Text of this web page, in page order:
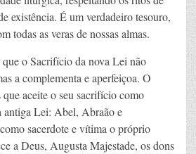
existência. É um verdadeiro tesouro,
todas as veras de nossas almas.
o Sacrifício da nova Lei não
a complementa e aperfeiçoa. O
que aceite o seu sacrifício como
antiga Lei: Abel, Abraão e
sacerdote e vítima o próprio
a Deus, Augusta Majestade, os dons